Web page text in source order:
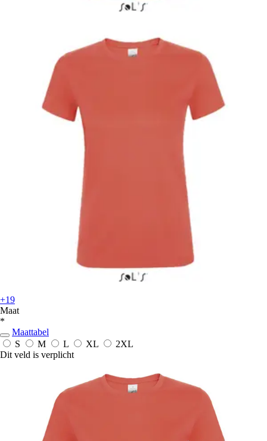
+19
Maat
*
Maattabel
S
M L XL
2XL
Dit veld is verplicht